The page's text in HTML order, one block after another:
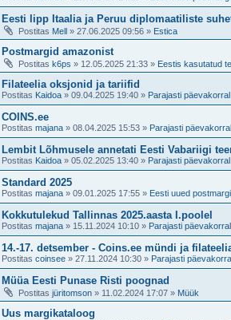
Eesti lipp Itaalia ja Peruu diplomaatiliste
Postitas Mell » 27.06.2025 09:56 » Estica
Postmargid amazonist
Postitas k6ps » 12.05.2025 21:33 » Eestis kasutatud
Filateelia oksjonid ja tariifid
Postitas Kaidoa » 09.04.2025 19:40 » Parajasti päevakorral
COINS.ee
Postitas majana » 08.04.2025 15:53 » Parajasti päevakorral
Lembit Lõhmusele annetati Eesti Vabariigi
Postitas Kaidoa » 05.02.2025 13:40 » Parajasti päevakorral
Standard 2025
Postitas majana » 09.01.2025 17:55 » Eesti uued
Kokkutulekud Tallinnas 2025.aasta I.poolel
Postitas majana » 15.11.2024 10:10 » Parajasti päevakorral
14.-17. detsember - Coins.ee mündi ja
Postitas coinsee » 27.11.2024 10:30 » Parajasti
Müüa Eesti Punase Risti poognad
Postitas jüritomson » 11.02.2024 17:07 » Müük
Uus margikataloog